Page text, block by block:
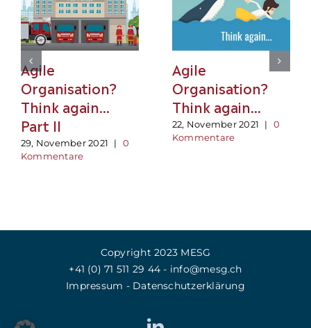
Agile
Organisation?
Think again…
Part II
29, November 2021 |
0
Kommentare
Agile
Organisation?
Think again…
22, November 2021 |
0
Kommentare
Copyright 2023 MESG
+41 (0)‭ 71 511 29 44 - info@mesg.ch
Impressum - Datenschutzerklärung